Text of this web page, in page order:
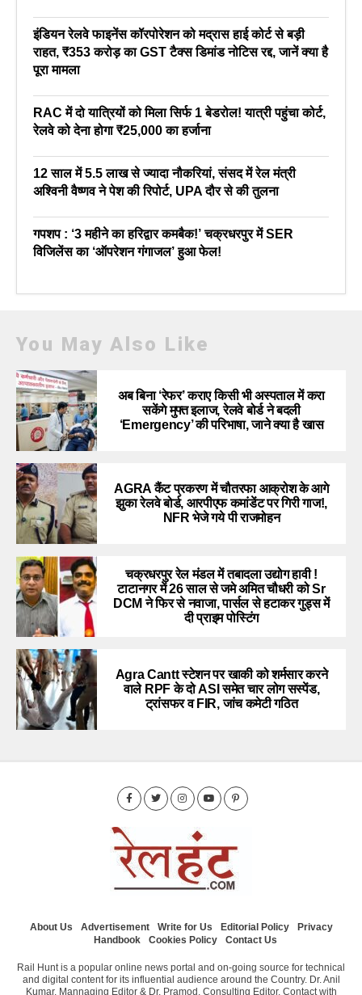
इंडियन रेलवे फाइनेंस कॉरपोरेशन को मद्रास हाई कोर्ट से बड़ी
राहत, ₹353 करोड़ का GST टैक्स डिमांड नोटिस रद्द, जानें क्या है
पूरा मामला
RAC में दो यात्रियों को मिला सिर्फ 1 बेडरोल! यात्री पहुंचा कोर्ट,
रेलवे को देना होगा ₹25,000 का हर्जाना
12 साल में 5.5 लाख से ज्यादा नौकरियां, संसद में रेल मंत्री
अश्विनी वैष्णव ने पेश की रिपोर्ट, UPA दौर से की तुलना
गपशप : ‘3 महीने का हरिद्वार कमबैक!’ चक्रधरपुर में SER
विजिलेंस का ‘ऑपरेशन गंगाजल’ हुआ फेल!
You May Also Like
अब बिना ‘रेफर’ कराए किसी भी अस्पताल में करा
सकेंगे मुफ्त इलाज, रेलवे बोर्ड ने बदली
‘Emergency’ की परिभाषा, जाने क्या है खास
AGRA कैंट प्रकरण में चौतरफा आक्रोश के आगे
झुका रेलवे बोर्ड, आरपीएफ कमांडेंट पर गिरी गाज!,
NFR भेजे गये पी राजमोहन
चक्रधरपुर रेल मंडल में तबादला उद्योग हावी !
टाटानगर में 26 साल से जमे अमित चौधरी को Sr
DCM ने फिर से नवाजा, पार्सल से हटाकर गुड्स में
दी प्राइम पोस्टिंग
Agra Cantt स्टेशन पर खाकी को शर्मसार करने
वाले RPF के दो ASI समेत चार लोग सस्पेंड,
ट्रांसफर व FIR, जांच कमेटी गठित
About Us Advertisement Write for Us Editorial Policy
Privacy
Handbook
Cookies Policy Contact Us
Rail Hunt is a popular online news portal and on-going source for technical
and digital content for its influential audience around the Country. Dr. Anil
Kumar, Mannaging Editor & Dr. Pramod, Consulting Editor. Contact with